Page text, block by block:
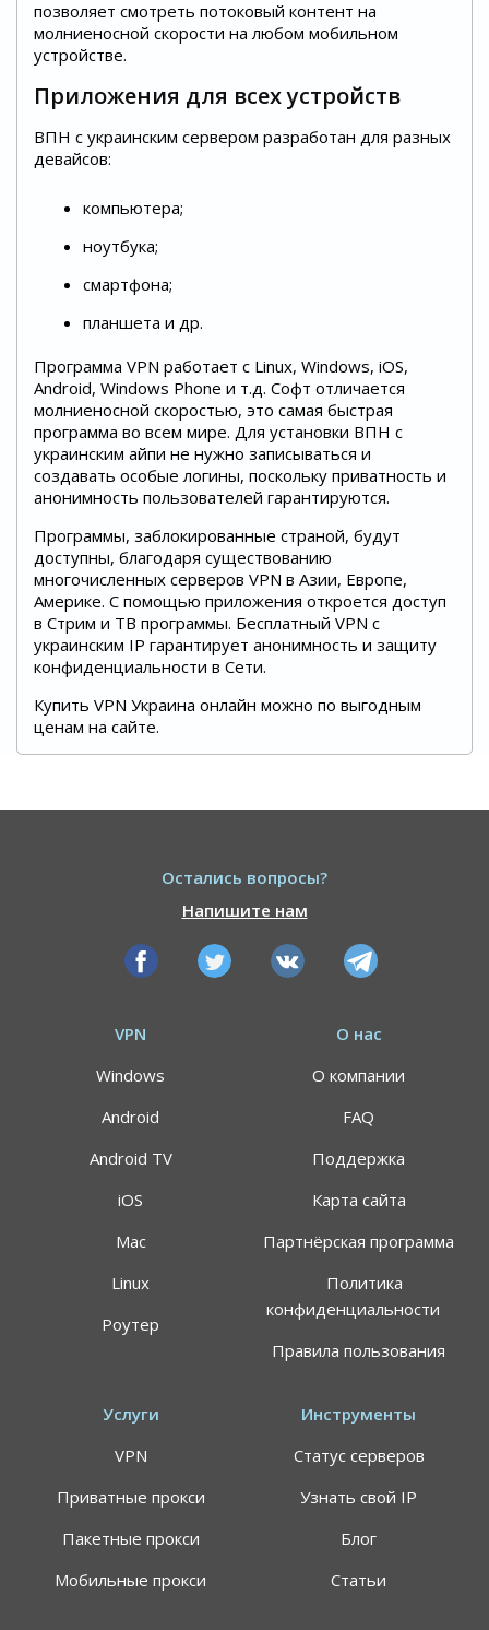
СКИДКИ 64%
Воспользуйтесь специальным предложением
ALTVPN, и сэкомьте на тарифном плане до 64%
191.8$ 59.99$
Цена указана за план подписки 24 месяца, может
Самый быстрый VPN-сервис в мире
Персональные сервера для просмотра
позволяет смотреть потоковый контент на
молниеносной скорости на любом мобильном
устройстве.
Приложения для всех устройств
ВПН с украинским сервером разработан для разных
девайсов:
компьютера;
ноутбука;
смартфона;
планшета и др.
Программа VPN работает с Linux, Windows, iOS,
Android, Windows Phone и т.д. Софт отличается
молниеносной скоростью, это самая быстрая
программа во всем мире. Для установки ВПН с
украинским айпи не нужно записываться и
создавать особые логины, поскольку приватность и
анонимность пользователей гарантируются.
Программы, заблокированные страной, будут
доступны, благодаря существованию
многочисленных серверов VPN в Азии, Европе,
Америке. С помощью приложения откроется доступ
в Стрим и ТВ программы. Бесплатный VPN с
украинским IP гарантирует анонимность и защиту
конфиденциальности в Сети.
Купить VPN Украина онлайн можно по выгодным
ценам на сайте.
Остались вопросы?
Напишите нам
VPN
Windows
Android
Android TV
iOS
Mac
Linux
Роутер
О нас
О компании
FAQ
Поддержка
Карта сайта
Партнёрская программа
Политика
конфиденциальности
Правила пользования
Услуги
VPN
Приватные прокси
Пакетные прокси
Мобильные прокси
Инструменты
Статус серверов
Узнать свой IP
Блог
Статьи